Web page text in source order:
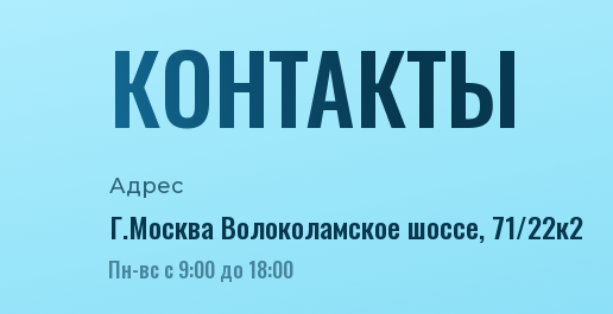
Адрес
Г.Москва Волоколамское шоссе, 71/22к2
Пн-вс с 9:00 до 18:00
КОНТАКТЫ